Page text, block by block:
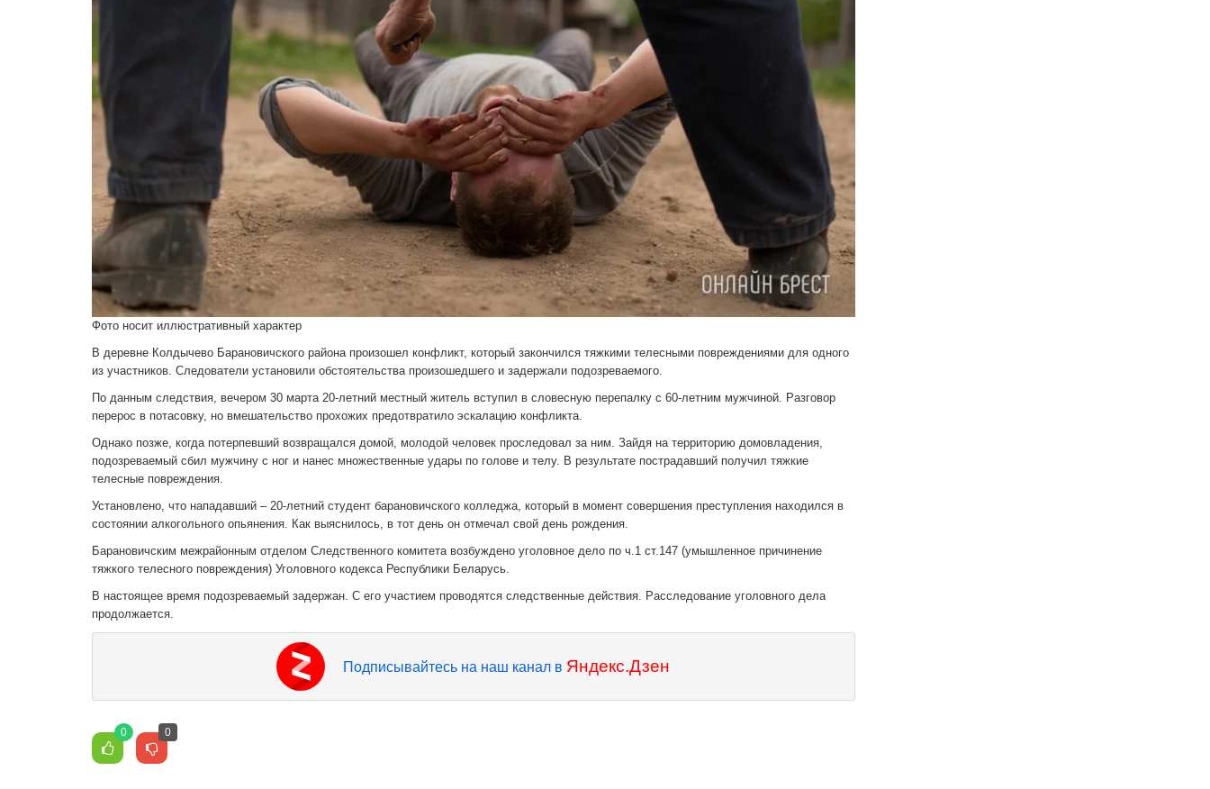
Фото носит иллюстративный характер
В деревне Колдычево Барановичского района произошел конфликт, который закончился тяжкими телесными повреждениями для одного
из участников. Следователи установили обстоятельства произошедшего и задержали подозреваемого.
По данным следствия, вечером 30 марта 20-летний местный житель вступил в словесную перепалку с 60-летним мужчиной. Разговор
перерос в потасовку, но вмешательство прохожих предотвратило эскалацию конфликта.
Однако позже, когда потерпевший возвращался домой, молодой человек проследовал за ним. Зайдя на территорию домовладения,
подозреваемый сбил мужчину с ног и нанес множественные удары по голове и телу. В результате пострадавший получил тяжкие
телесные повреждения.
Установлено, что нападавший – 20-летний студент барановичского колледжа, который в момент совершения преступления находился в
состоянии алкогольного опьянения. Как выяснилось, в тот день он отмечал свой день рождения.
Барановичским межрайонным отделом Следственного комитета возбуждено уголовное дело по ч.1 ст.147 (умышленное причинение
тяжкого телесного повреждения) Уголовного кодекса Республики Беларусь.
В настоящее время подозреваемый задержан. С его участием проводятся следственные действия. Расследование уголовного дела
продолжается.
Подписывайтесь на наш канал в Яндекс.Дзен
0 0